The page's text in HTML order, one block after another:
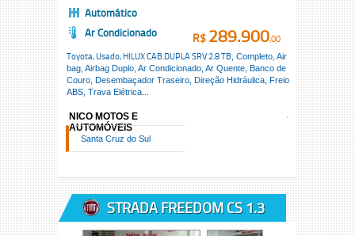
Automático
Ar Condicionado
Toyota, Usado, HILUX CAB.DUPLA SRV 2.8 TB , Completo, Air
bag, Airbag Duplo, Ar Condicionado, Ar Quente, Banco de
Couro, Desembaçador Traseiro, Direção Hidráulica, Freio
ABS, Trava Elétrica...
R$ 289.900,00
NICO MOTOS E
AUTOMÓVEIS
Santa Cruz do Sul
STRADA FREEDOM CS 1.3